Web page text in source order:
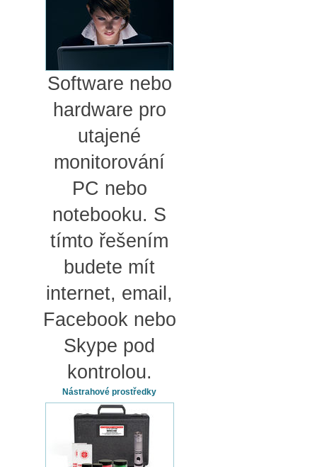
Software nebo
hardware pro
utajené
monitorování
PC nebo
notebooku. S
tímto řešením
budete mít
internet, email,
Facebook nebo
Skype pod
kontrolou.
Nástrahové prostředky